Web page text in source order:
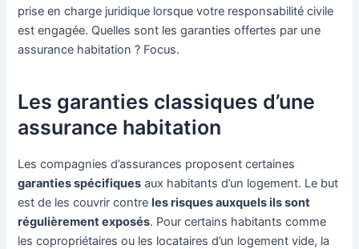
prise en charge juridique lorsque votre responsabilité civile
est engagée. Quelles sont les garanties offertes par une
assurance habitation ? Focus.
Les garanties classiques d’une
assurance habitation
Les compagnies d’assurances proposent certaines
garanties spécifiques aux habitants d’un logement. Le but
est de les couvrir contreles risques auxquels ils sont
régulièrement exposés. Pour certains habitants comme
les copropriétaires ou les locataires d’un logement vide, la